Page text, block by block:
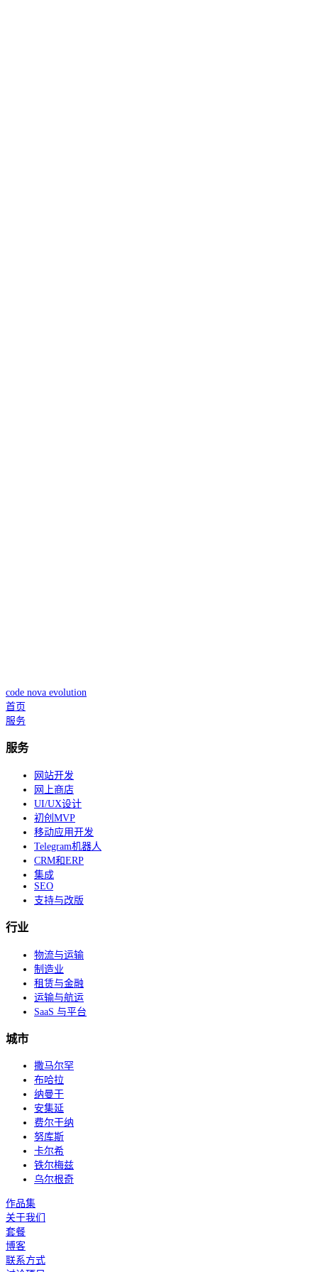
code nova evolution
首页
服务
服务
网站开发
网上商店
UI/UX设计
初创MVP
移动应用开发
Telegram机器人
CRM和ERP
集成
SEO
支持与改版
行业
物流与运输
制造业
租赁与金融
运输与航运
SaaS 与平台
城市
撒马尔罕
布哈拉
纳曼干
安集延
费尔干纳
努库斯
卡尔希
铁尔梅兹
乌尔根奇
作品集
关于我们
套餐
博客
联系方式